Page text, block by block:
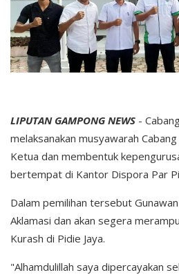
LIPUTAN GAMPONG NEWS -
melaksanakan musyawarah
Ketua dan membentuk
bertempat di Kantor Dispora Par
Dalam pemilihan tersebut
Aklamasi dan akan segera
Kurash di Pidie Jaya.
"Alhamdulillah saya dipercayakan